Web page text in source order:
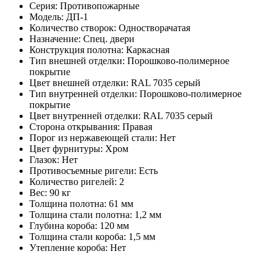
Серия: Противопожарные
Модель: ДП-1
Количество створок: Одностворачатая
Назначение: Спец. двери
Конструкция полотна: Каркасная
Тип внешней отделки: Порошково-полимерное
покрытие
Цвет внешней отделки: RAL 7035 серый
Тип внутренней отделки: Порошково-полимерное
покрытие
Цвет внутренней отделки: RAL 7035 серый
Сторона открывания: Правая
Порог из нержавеющей стали: Нет
Цвет фурнитуры: Хром
Глазок: Нет
Противосъемные ригели: Есть
Количество ригелей: 2
Вес: 90 кг
Толщина полотна: 61 мм
Толщина стали полотна: 1,2 мм
Глубина короба: 120 мм
Толщина стали короба: 1,5 мм
Утепление короба: Нет